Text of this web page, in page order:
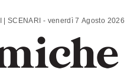
ANALISI | COMMENTI | SCENARI - venerdì 7 Agosto 2026